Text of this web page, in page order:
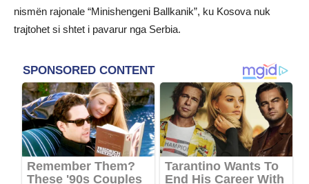
nismën rajonale “Minishengeni Ballkanik”, ku Kosova nuk
trajtohet si shtet i pavarur nga Serbia.